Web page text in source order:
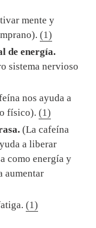
mente y
(1)
de energía.
sistema nervioso
nos ayuda a
físico). (1)
(La cafeína
a liberar
como energía y
aumentar
(1)